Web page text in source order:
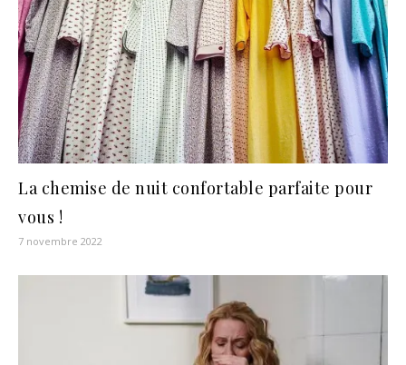
La chemise de nuit confortable parfaite pour
vous !
7 novembre 2022